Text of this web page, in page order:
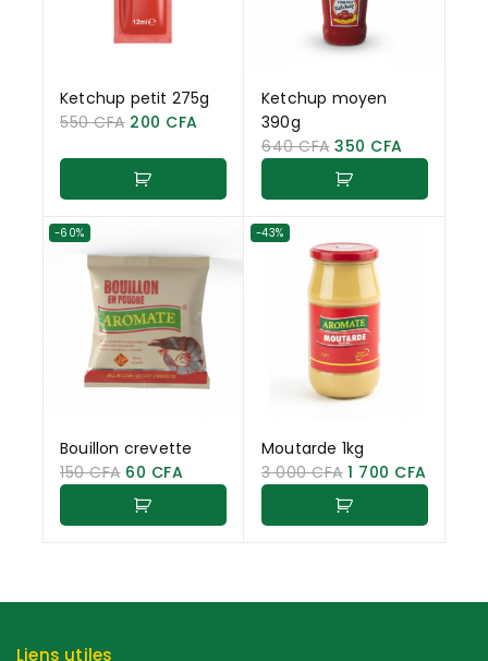
Ketchup petit 275g
550CFA 200 CFA
Ketchup moyen
390g
640CFA 350 CFA
-60%
Bouillon crevette
150CFA 60 CFA
-43%
Moutarde 1kg
3 000CFA 1 700 CFA
Liens utiles